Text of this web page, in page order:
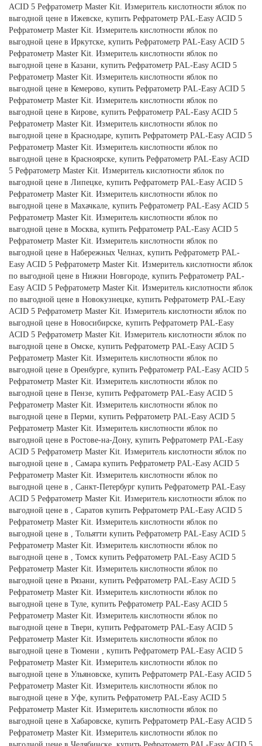
ACID 5 Рефратометр Master Kit. Измеритель кислотности яблок по
выгодной цене в Ижевске, купить Рефратометр PAL-Easy ACID 5
Рефратометр Master Kit. Измеритель кислотности яблок по
выгодной цене в Иркутске, купить Рефратометр PAL-Easy ACID 5
Рефратометр Master Kit. Измеритель кислотности яблок по
выгодной цене в Казани, купить Рефратометр PAL-Easy ACID 5
Рефратометр Master Kit. Измеритель кислотности яблок по
выгодной цене в Кемерово, купить Рефратометр PAL-Easy ACID 5
Рефратометр Master Kit. Измеритель кислотности яблок по
выгодной цене в Кирове, купить Рефратометр PAL-Easy ACID 5
Рефратометр Master Kit. Измеритель кислотности яблок по
выгодной цене в Краснодаре, купить Рефратометр PAL-Easy ACID 5
Рефратометр Master Kit. Измеритель кислотности яблок по
выгодной цене в Красноярске, купить Рефратометр PAL-Easy ACID
5 Рефратометр Master Kit. Измеритель кислотности яблок по
выгодной цене в Липецке, купить Рефратометр PAL-Easy ACID 5
Рефратометр Master Kit. Измеритель кислотности яблок по
выгодной цене в Махачкале, купить Рефратометр PAL-Easy ACID 5
Рефратометр Master Kit. Измеритель кислотности яблок по
выгодной цене в Москва, купить Рефратометр PAL-Easy ACID 5
Рефратометр Master Kit. Измеритель кислотности яблок по
выгодной цене в Набережных Челнах, купить Рефратометр PAL-
Easy ACID 5 Рефратометр Master Kit. Измеритель кислотности яблок
по выгодной цене в Нижни Новгороде, купить Рефратометр PAL-
Easy ACID 5 Рефратометр Master Kit. Измеритель кислотности яблок
по выгодной цене в Новокузнецке, купить Рефратометр PAL-Easy
ACID 5 Рефратометр Master Kit. Измеритель кислотности яблок по
выгодной цене в Новосибирске, купить Рефратометр PAL-Easy
ACID 5 Рефратометр Master Kit. Измеритель кислотности яблок по
выгодной цене в Омске, купить Рефратометр PAL-Easy ACID 5
Рефратометр Master Kit. Измеритель кислотности яблок по
выгодной цене в Оренбурге, купить Рефратометр PAL-Easy ACID 5
Рефратометр Master Kit. Измеритель кислотности яблок по
выгодной цене в Пензе, купить Рефратометр PAL-Easy ACID 5
Рефратометр Master Kit. Измеритель кислотности яблок по
выгодной цене в Перми, купить Рефратометр PAL-Easy ACID 5
Рефратометр Master Kit. Измеритель кислотности яблок по
выгодной цене в Ростове-на-Дону, купить Рефратометр PAL-Easy
ACID 5 Рефратометр Master Kit. Измеритель кислотности яблок по
выгодной цене в , Самара купить Рефратометр PAL-Easy ACID 5
Рефратометр Master Kit. Измеритель кислотности яблок по
выгодной цене в , Санкт-Петербург купить Рефратометр PAL-Easy
ACID 5 Рефратометр Master Kit. Измеритель кислотности яблок по
выгодной цене в , Саратов купить Рефратометр PAL-Easy ACID 5
Рефратометр Master Kit. Измеритель кислотности яблок по
выгодной цене в , Тольятти купить Рефратометр PAL-Easy ACID 5
Рефратометр Master Kit. Измеритель кислотности яблок по
выгодной цене в , Томск купить Рефратометр PAL-Easy ACID 5
Рефратометр Master Kit. Измеритель кислотности яблок по
выгодной цене в Рязани, купить Рефратометр PAL-Easy ACID 5
Рефратометр Master Kit. Измеритель кислотности яблок по
выгодной цене в Туле, купить Рефратометр PAL-Easy ACID 5
Рефратометр Master Kit. Измеритель кислотности яблок по
выгодной цене в Твери, купить Рефратометр PAL-Easy ACID 5
Рефратометр Master Kit. Измеритель кислотности яблок по
выгодной цене в Тюмени , купить Рефратометр PAL-Easy ACID 5
Рефратометр Master Kit. Измеритель кислотности яблок по
выгодной цене в Ульяновске, купить Рефратометр PAL-Easy ACID 5
Рефратометр Master Kit. Измеритель кислотности яблок по
выгодной цене в Уфе, купить Рефратометр PAL-Easy ACID 5
Рефратометр Master Kit. Измеритель кислотности яблок по
выгодной цене в Хабаровске, купить Рефратометр PAL-Easy ACID 5
Рефратометр Master Kit. Измеритель кислотности яблок по